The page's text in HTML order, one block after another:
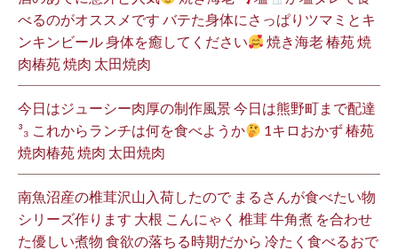
べるのがオススメです バテた身体にさっぱりツマミとキ
ンキンビール 身体を癒してください
焼き海老 椿苑 焼
肉椿苑 焼肉 太田焼肉
今日はジューシー肉厚の制作風景 今日は熊野町まで配達
³₃ これからランチは何を食べようか
1キロおかず 椿苑
焼肉椿苑 焼肉 太田焼肉
南魚沼産の椎茸沢山入荷したので まるさんが食べたい物
シリーズ作ります 大根 こんにゃく 椎茸 牛角煮 を合わせ
た優しい煮物 食欲の落ちる時期だから 冷たく食べるおで